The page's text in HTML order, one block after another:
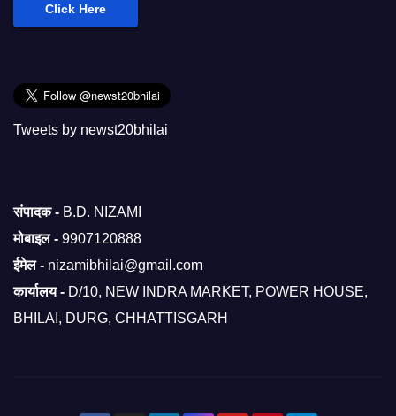
Click Here
Tweets by newst20bhilai
संपादक - B.D. NIZAMI
मोबाइल - 9907120888
ईमेल - nizamibhilai@gmail.com
कार्यालय - D/10, NEW INDRA MARKET, POWER HOUSE,
BHILAI, DURG, CHHATTISGARH